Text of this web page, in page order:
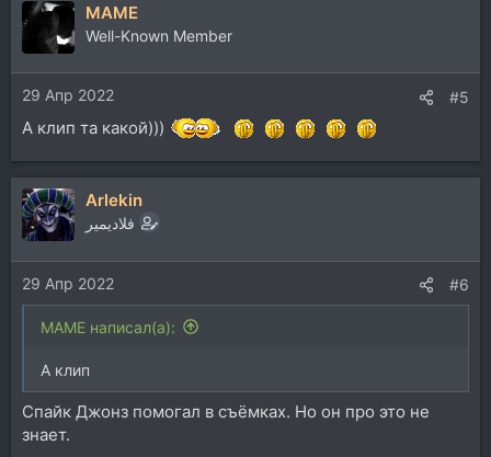
MAME
Well-Known Member
29 Апр 2022 #5
А клип та какой)))
Arlekin
فلاديمير
29 Апр 2022 #6
MAME написал(а):
А клип
Спайк Джонз помогал в съёмках. Но он про это не
знает.